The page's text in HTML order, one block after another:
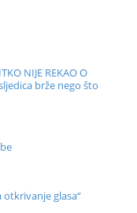
NIJE REKAO O
brže nego što
otkrivanje glasa“